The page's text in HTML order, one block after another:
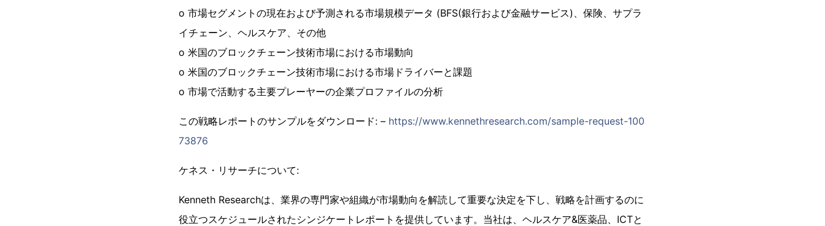
o 市場セグメントの現在および予測される市場規模データ (BFS(銀行および金融サービス)、保険、サプラ
イチェーン、ヘルスケア、その他
o 米国のブロックチェーン技術市場における市場動向
o 米国のブロックチェーン技術市場における市場ドライバーと課題
o 市場で活動する主要プレーヤーの企業プロファイルの分析
この戦略レポートのサンプルをダウンロード: – https://www.kennethresearch.com/sample-request-100
73876
ケネス・リサーチについて:
Kenneth Researchは、業界の専門家や組織が市場動向を解読して重要な決定を下し、戦略を計画するのに
役立つスケジュールされたシンジケートレポートを提供しています。当社は、ヘルスケア&医薬品、ICTと